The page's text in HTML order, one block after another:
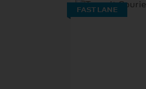
FAST LANE